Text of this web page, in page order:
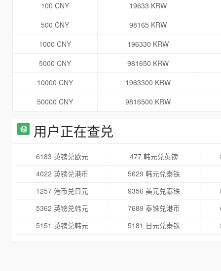
100 CNY
19633 KRW
500 CNY
98165 KRW
1000 CNY
196330 KRW
5000 CNY
981650 KRW
10000 CNY
1963300 KRW
50000 CNY
9816500 KRW
用户正在查兑
6183 英镑兑欧元 477 韩元兑英镑
4022 英镑兑港币
5629 韩元兑泰铢
1257 港币兑日元
9356 美元兑泰铢
5362 英镑兑韩元
7689 泰铢兑港币
5151 英镑兑韩元
5181 日元兑泰铢